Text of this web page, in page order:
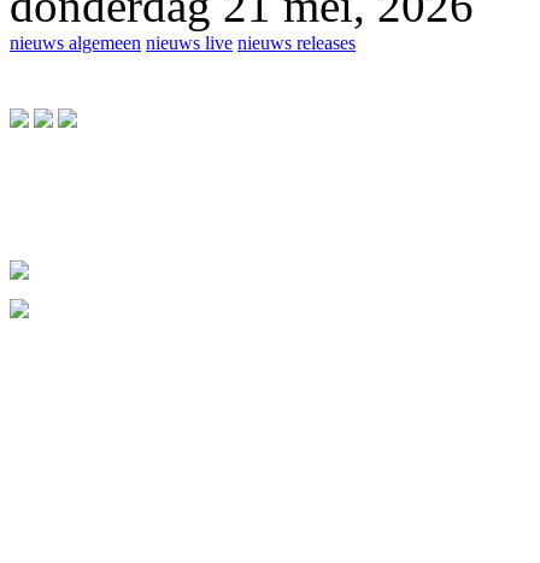
nieuws algemeen nieuws live nieuws releases